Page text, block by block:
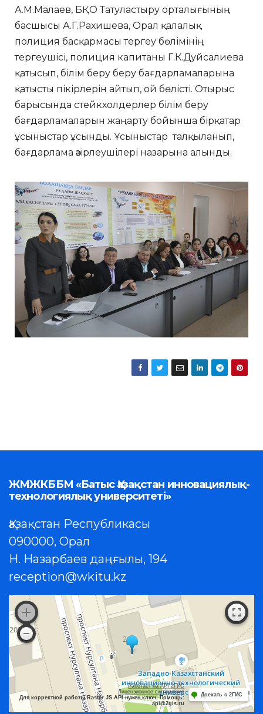
А.М.Малаев, БҚО Татуластыру орталығының
басшысы А.Г.Рахишева, Орал қалалық
полиция басқармасы тергеу бөлімінің
тергеушісі, полиция капитаны Г.К.Дуйсалиева
қатысып, білім беру беру бағдарламаларына
қатысты пікірлерін айтып, ой бөлісті. Отырыс
барысында стейкхолдерлер білім беру
бағдарламаларын жаңарту бойынша бірқатар
ұсыныстар ұсынды. Ұсыныстар талқыланып,
бағдарлама әзірлеушілері назарына алынды.
ЖМЖКББМ «Батыс Қазақстан инновациялық-
технологиялық университеті»
Қазақстан Республикасы
090000, Орал
Н. Назарбаев даңғылы, 194
reception@wkitu.kz
Работает на API 2ГИС
Лицензионное соглашение
Для корректной работы Raster JS API нужен ключ. Помощь:
api@2gis.ru
Доехать с 2ГИС